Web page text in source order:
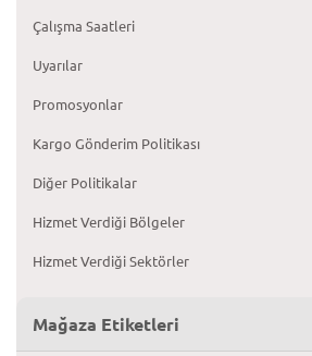
Çalışma Saatleri
Uyarılar
Promosyonlar
Kargo Gönderim Politikası
Diğer Politikalar
Hizmet Verdiği Bölgeler
Hizmet Verdiği Sektörler
Mağaza Etiketleri